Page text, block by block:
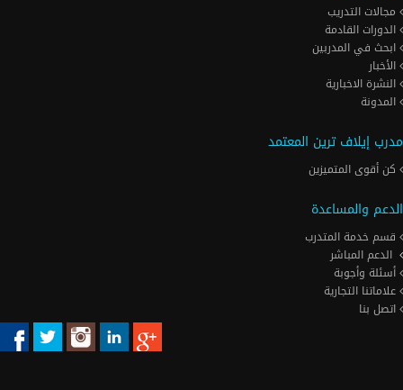
مجالات التدريب
الدورات القادمة
ابحث في المدربين
الأخبار
النشرة الاخبارية
المدونة
مدرب إيلاف ترين المعتمد
كن أقوى المتميزين
الدعم والمساعدة
قسم خدمة المتدرب
الدعم المباشر
أسئلة وأجوبة
علاماتنا التجارية
اتصل بنا